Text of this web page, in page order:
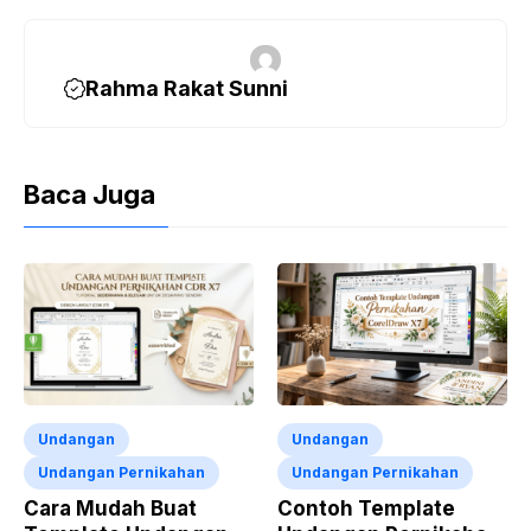
Rahma Rakat Sunni
Baca Juga
Undangan
Undangan Pernikahan
Cara Mudah Buat
Undangan
Undangan Pernikahan
Contoh Template